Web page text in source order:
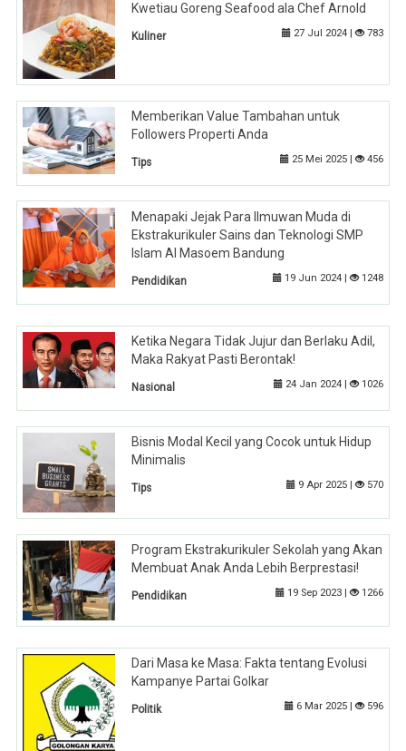
Kwetiau Goreng Seafood ala Chef Arnold
Kuliner 27 Jul 2024 | 783
Memberikan Value Tambahan untuk
Followers Properti Anda
Tips 25 Mei 2025 | 456
Menapaki Jejak Para Ilmuwan Muda di
Ekstrakurikuler Sains dan Teknologi SMP
Islam Al Masoem Bandung
Pendidikan 19 Jun 2024 | 1248
Ketika Negara Tidak Jujur dan Berlaku Adil,
Maka Rakyat Pasti Berontak!
Nasional 24 Jan 2024 | 1026
Bisnis Modal Kecil yang Cocok untuk Hidup
Minimalis
Tips 9 Apr 2025 | 570
Program Ekstrakurikuler Sekolah yang Akan
Membuat Anak Anda Lebih Berprestasi!
Pendidikan 19 Sep 2023 | 1266
Dari Masa ke Masa: Fakta tentang Evolusi
Kampanye Partai Golkar
Politik 6 Mar 2025 | 596